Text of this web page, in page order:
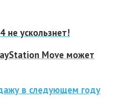
не ускользнет!
Move может
в следующем году